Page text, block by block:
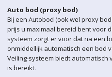
Auto bod (proxy bod)
Bij een Autobod (ook wel proxy
prijs u maximaal bereid bent voor
systeem zorgt er voor dat na een
onmiddellijk automatisch een bod
Veiling-systeem biedt automatisch
is bereikt.